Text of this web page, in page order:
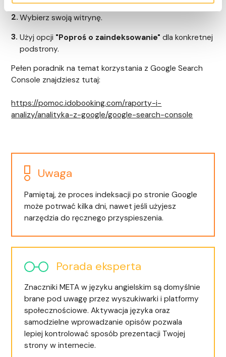
Wybierz swoją witrynę.
Użyj opcji "Poproś o zaindeksowanie" dla konkretnej
podstrony.
Pełen poradnik na temat korzystania z Google Search
Console znajdziesz tutaj:
https://pomoc.idobooking.com/raporty-i-
analizy/analityka-z-google/google-search-console
Uwaga
Pamiętaj, że proces indeksacji po stronie Google
może potrwać kilka dni, nawet jeśli użyjesz
narzędzia do ręcznego przyspieszenia.
Porada eksperta
Znaczniki META w języku angielskim są domyślnie
brane pod uwagę przez wyszukiwarki i platformy
społecznościowe. Aktywacja języka oraz
samodzielne wprowadzanie opisów pozwala
lepiej kontrolować sposób prezentacji Twojej
strony w internecie.